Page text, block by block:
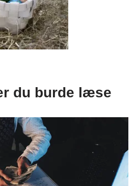
du burde læse